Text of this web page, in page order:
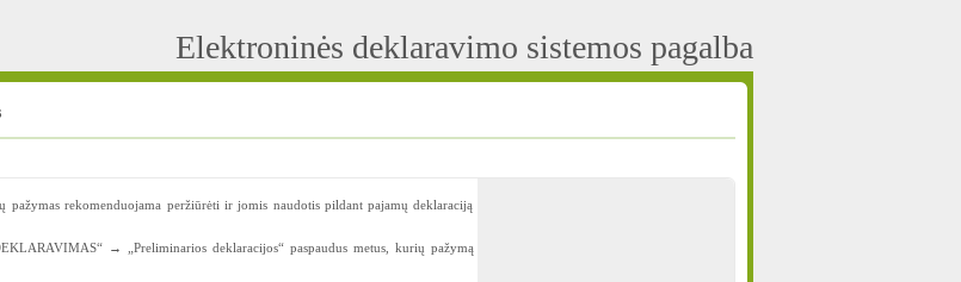
Elektroninės deklaravimo sistemos pagalba
rekomenduojama peržiūrėti ir jomis naudotis pildant pajamų deklaraciją
→ „Preliminarios deklaracijos“ paspaudus metus, kurių pažymą